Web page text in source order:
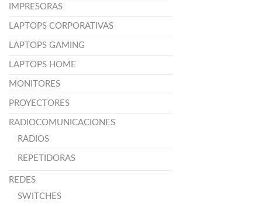
IMPRESORAS
LAPTOPS CORPORATIVAS
LAPTOPS GAMING
LAPTOPS HOME
MONITORES
PROYECTORES
RADIOCOMUNICACIONES
RADIOS
REPETIDORAS
REDES
SWITCHES